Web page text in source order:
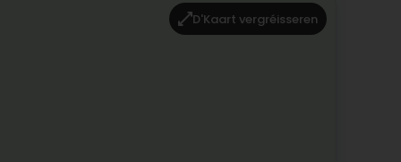
D'Kaart vergréisseren